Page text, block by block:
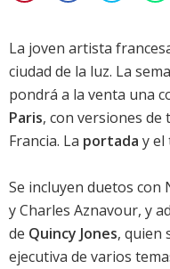
La joven artista
ciudad de la luz. La
pondrá a la venta una
Paris, con versiones de
Francia. La portada y el
Se incluyen duetos
y Charles Aznavour, y
de Quincy Jones, quien
ejecutiva de varios